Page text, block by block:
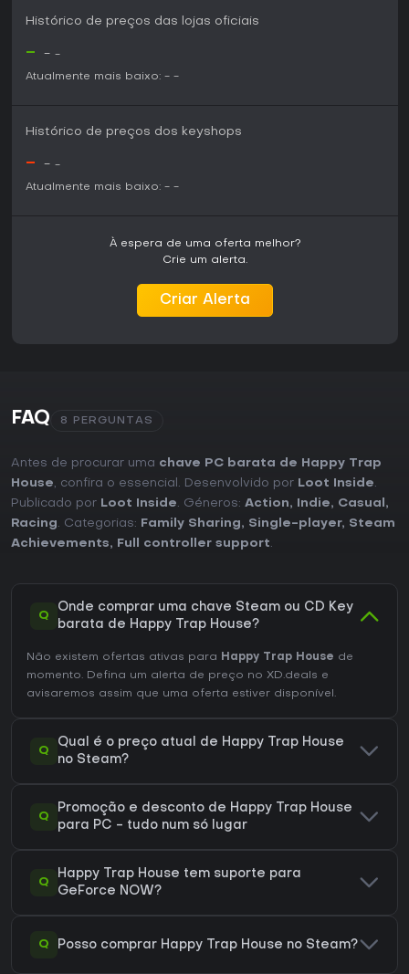
Histórico de preços das lojas oficiais
- - -
Atualmente mais baixo: - -
Histórico de preços dos keyshops
- - -
Atualmente mais baixo: - -
À espera de uma oferta melhor?
Crie um alerta.
Criar Alerta
FAQ 8 PERGUNTAS
Antes de procurar uma chave PC barata de Happy Trap
House, confira o essencial. Desenvolvido por Loot Inside.
Publicado por Loot Inside. Géneros: Action, Indie, Casual ,
Racing. Categorias: Family Sharing, Single-player, Steam
Achievements, Full controller support.
Q
Onde comprar uma chave Steam ou CD Key
barata de Happy Trap House?
Não existem ofertas ativas para Happy Trap House de
momento. Defina um alerta de preço no XD.deals e
avisaremos assim que uma oferta estiver disponível.
Q
Qual é o preço atual de Happy Trap House
no Steam?
Q
Promoção e desconto de Happy Trap House
para PC - tudo num só lugar
Q
Happy Trap House tem suporte para
GeForce NOW?
Q Posso comprar Happy Trap House no Steam?